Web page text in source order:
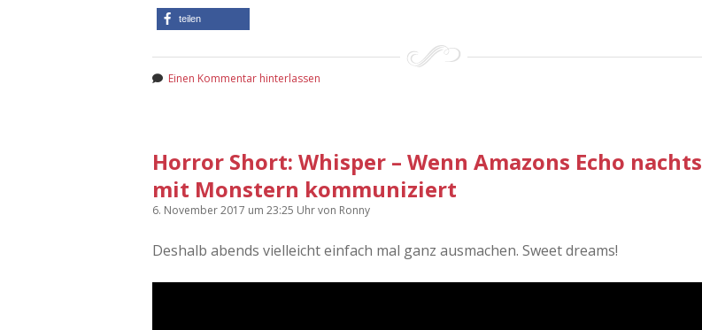
teilen
Einen Kommentar hinterlassen
Horror Short: Whisper – Wenn Amazons Echo nachts
mit Monstern kommuniziert
6. November 2017 um 23:25 Uhrvon Ronny
Deshalb abends vielleicht einfach mal ganz ausmachen. Sweet dreams!